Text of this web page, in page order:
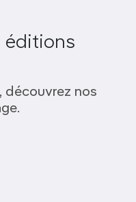
éditions
découvrez nos